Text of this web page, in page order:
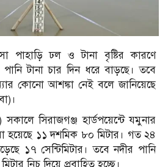
পাহাড়ি ঢল ও টানা বৃষ্টির কারণে
টানা চার দিন ধরে বাড়ছে। তবে
কোনো আশঙ্কা নেই বলে জানিয়েছে
সিরাজগঞ্জ হার্ডপয়েন্টে যমুনার
হয়েছে ১১ দশমিক ৮০ মিটার। গত ২৪
১৭ সেন্টিমিটার। তবে নদীর পানি